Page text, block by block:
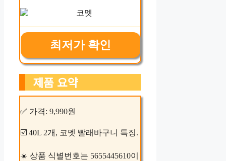
최저가 확인
제품 요약
✅ 가격: 9,990원
☑️ 40L 2개, 코멧 빨래바구니 특징.
☀️ 상품 식별번호는 5655445610이